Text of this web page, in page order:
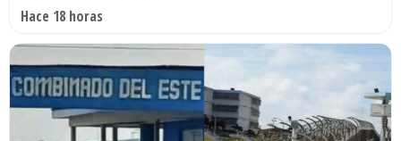
Hace 18 horas